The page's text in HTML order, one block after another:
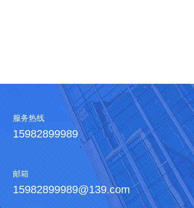
服务热线
15982899989
邮箱
15982899989@139.com